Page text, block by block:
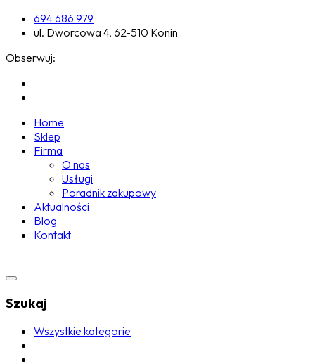
694 686 979
ul. Dworcowa 4, 62-510 Konin
Obserwuj:
Home
Sklep
Firma
O nas
Usługi
Poradnik zakupowy
Aktualności
Blog
Kontakt
Szukaj
Wszystkie kategorie